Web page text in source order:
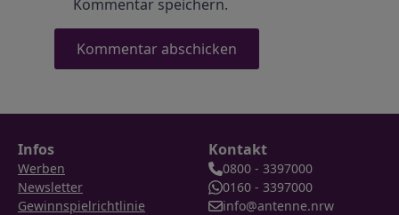
Kommentar speichern.
Infos
Werben
Newsletter
Gewinnspielrichtlinie
Kontakt
0800 - 3397000
0160 - 3397000
info@antenne.nrw